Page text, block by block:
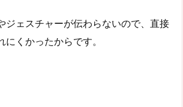
ジェスチャーが伝わらないので、直接
くかったからです。